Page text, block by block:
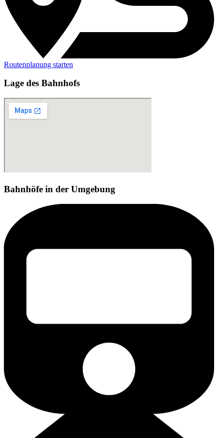
Routenplanung starten
Lage des Bahnhofs
Bahnhöfe in der Umgebung